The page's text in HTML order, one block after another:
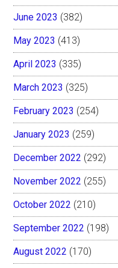
June 2023 (382)
May 2023 (413)
April 2023 (335)
March 2023 (325)
February 2023 (254)
January 2023 (259)
December 2022 (292)
November 2022 (255)
October 2022 (210)
September 2022 (198)
August 2022 (170)